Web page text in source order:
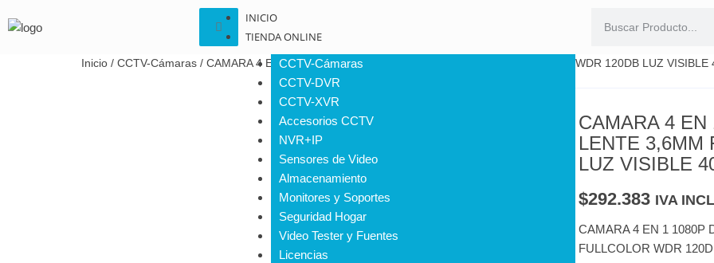
INICIO
TIENDA ONLINE
CCTV-Cámaras
CCTV-DVR
CCTV-XVR
Accesorios CCTV
NVR+IP
Sensores de Video
Almacenamiento
Monitores y Soportes
Seguridad Hogar
Video Tester y Fuentes
Licencias
Inicio / CCTV-Cámaras / CAMARA 4 EN 1 1080P DOMO METALICO LENTE 3,6MM FULLCOLOR WDR 120DB LUZ VISIBLE
CAMARA 4
LENTE 3,6MM
LUZ VISIBLE
$292.383 IVA
CAMARA 4 EN 1 1080P
FULLCOLOR WDR